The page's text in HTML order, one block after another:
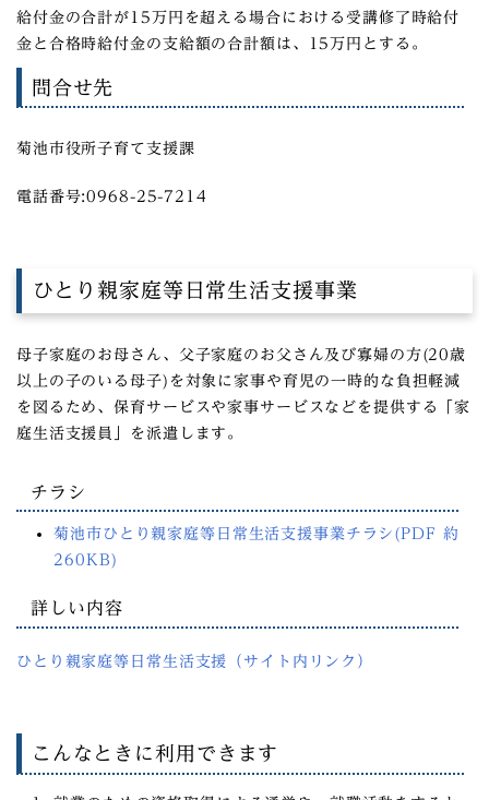
給付金の合計が15万円を超える場合における受講修了時給付
金と合格時給付金の支給額の合計額は、15万円とする。
問合せ先
菊池市役所子育て支援課
電話番号:0968-25-7214
ひとり親家庭等日常生活支援事業
母子家庭のお母さん、父子家庭のお父さん及び寡婦の方(20歳
以上の子のいる母子)を対象に家事や育児の一時的な負担軽減
を図るため、保育サービスや家事サービスなどを提供する「家
庭生活支援員」を派遣します。
チラシ
菊池市ひとり親家庭等日常生活支援事業チラシ(PDF 約
260KB)
詳しい内容
ひとり親家庭等日常生活支援（サイト内リンク）
こんなときに利用できます